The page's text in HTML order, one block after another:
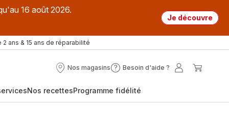
16 août 2026.
Je découvre
2 ans & 15 ans de réparabilité
Nos magasins
Nos
Besoin d'aide ?
Besoin
?
Mon
Nos recettesProgramme fidélité